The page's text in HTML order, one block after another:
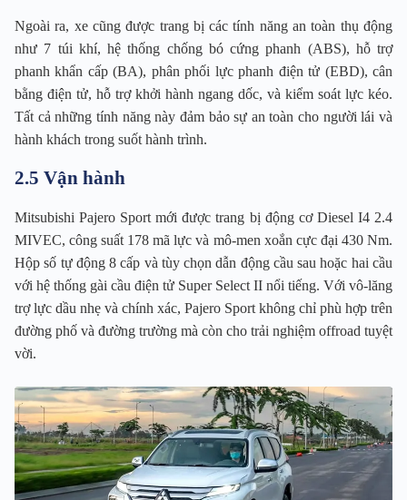
Ngoài ra, xe cũng được trang bị các tính năng an toàn thụ động
như 7 túi khí, hệ thống chống bó cứng phanh (ABS), hỗ trợ
phanh khẩn cấp (BA), phân phối lực phanh điện tử (EBD), cân
bằng điện tử, hỗ trợ khởi hành ngang dốc, và kiểm soát lực kéo.
Tất cả những tính năng này đảm bảo sự an toàn cho người lái và
hành khách trong suốt hành trình.
2.5 Vận hành
Mitsubishi Pajero Sport mới được trang bị động cơ Diesel I4 2.4
MIVEC, công suất 178 mã lực và mô-men xoắn cực đại 430 Nm.
Hộp số tự động 8 cấp và tùy chọn dẫn động cầu sau hoặc hai cầu
với hệ thống gài cầu điện tử Super Select II nổi tiếng. Với vô-lăng
trợ lực dầu nhẹ và chính xác, Pajero Sport không chỉ phù hợp trên
đường phố và đường trường mà còn cho trải nghiệm offroad tuyệt
vời.